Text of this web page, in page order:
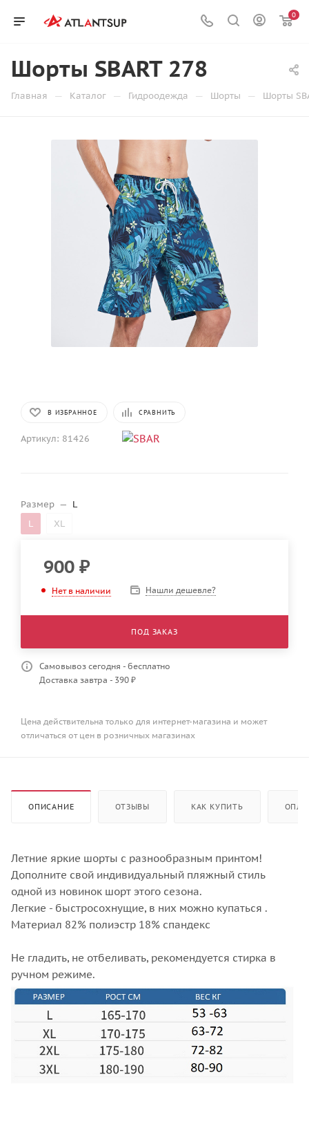
0
Шорты SBART 278
Главная — Каталог — Гидроодежда — Шорты — Шорты
В ИЗБРАННОЕ СРАВНИТЬ
Артикул: 81426
Размер — L
L
XL
900 ₽
Нет в наличии Нашли дешевле?
ПОД ЗАКАЗ
Самовывоз сегодня - бесплатно
Доставка завтра - 390 ₽
Цена действительна только для интернет-магазина и может
отличаться от цен в розничных магазинах
ОПИСАНИЕ ОТЗЫВЫ КАК КУПИТЬ
Летние яркие шорты с разнообразным принтом!
Дополните свой индивидуальный пляжный стиль
одной из новинок шорт этого сезона.
Легкие - быстросохнущие, в них можно купаться .
Материал 82% полиэстр 18% спандекс
Не гладить, не отбеливать, рекомендуется стирка в
ручном режиме.